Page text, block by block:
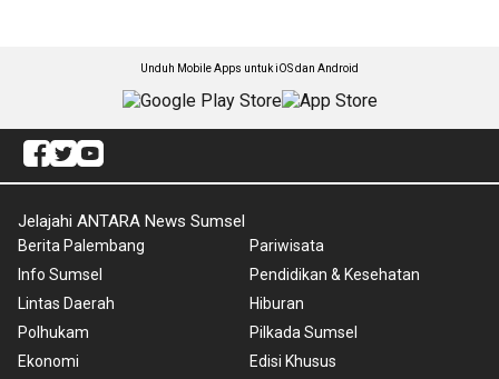
Unduh Mobile Apps untuk iOS dan Android
Jelajahi ANTARA News Sumsel
Berita Palembang
Info Sumsel
Lintas Daerah
Polhukam
Ekonomi
Pariwisata
Pendidikan & Kesehatan
Hiburan
Pilkada Sumsel
Edisi Khusus